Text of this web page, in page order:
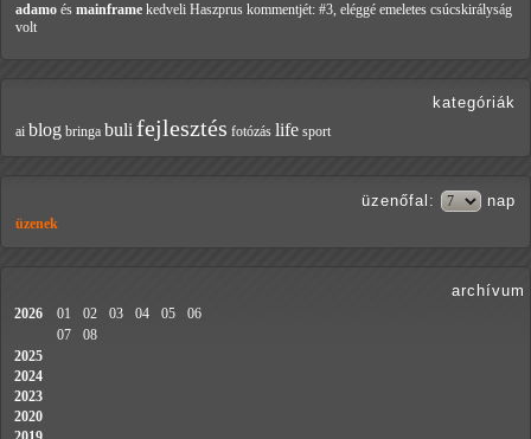
adamo és mainframe kedveli Haszprus kommentjét: #3, eléggé emeletes csúcskirályság
volt
kategóriák
ai blog bringa buli fejlesztés fotózás life sport
üzenőfal : nap
üzenek
archívum
2026 01 02 03 04 05
06
07
08
2025
2024
2023
2020